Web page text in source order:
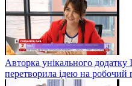
Авторка унікального додатку
перетворила ідею на робочий